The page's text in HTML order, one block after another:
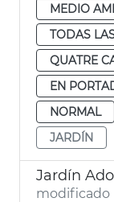
MEDIO
TODAS
QUATRE
EN
NORMAL
JARDÍN
Jardín
modificado